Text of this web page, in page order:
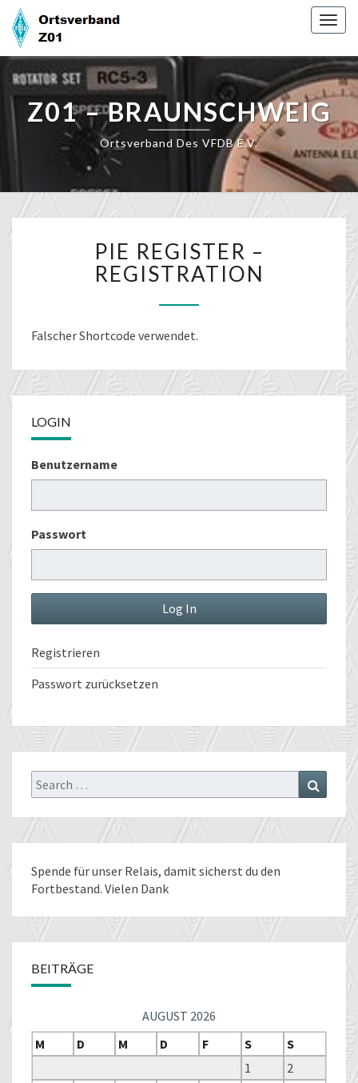
Skip
content
Z01 – BRAUNSCHWEIG
Ortsverband Des VFDB E.V.
REGISTER
–
REGISTRATION
PIE REGISTER –
REGISTRATION
Falscher Shortcode verwendet.
LOGIN
Benutzername
Passwort
Registrieren
Passwort zurücksetzen
Search
for:
Search
Spende für unser Relais, damit sicherst du den
Fortbestand. Vielen Dank
BEITRÄGE
AUGUST 2026
M
D M D F S
S
1
2